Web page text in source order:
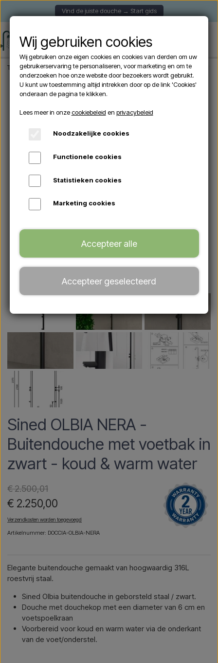
Vind de juiste douche → Start gids
Thuis Tuindouche Vrijstaande douches Sined OLBIA NERA -
Sined OLBIA NERA -
Buitendouche met voetbak in
zwart - koud & warm water
€ 2.500,01
€ 2.250,00
Verzendkosten worden toegevoegd
Artikelnummer: DOCCIA-OLBIA-NERA
Elegante buitendouche gemaakt van hoogwaardig 316L
roestvrij staal.
Sined Olbia buitendouche in geborsteld staal / zwart.
Douche met douchekop met een diameter van 6 cm en
voetspoelkraan
Voorbereid voor koud en warm water via de onderkant
van de voet/onderstel.
Wij gebruiken cookies
Wij gebruiken onze eigen cookies en cookies van derden om uw
gebruikerservaring te personaliseren, voor marketing en om te
onderzoeken hoe onze website door bezoekers wordt gebruikt.
U kunt uw toestemming altijd intrekken door op de link 'Cookies'
onderaan de pagina te klikken.
Lees meer in onzecookiebeleid en privacybeleid
Noodzakelijke cookies
Functionele cookies
Statistieken cookies
Marketing cookies
Accepteer alle
Accepteer geselecteerd